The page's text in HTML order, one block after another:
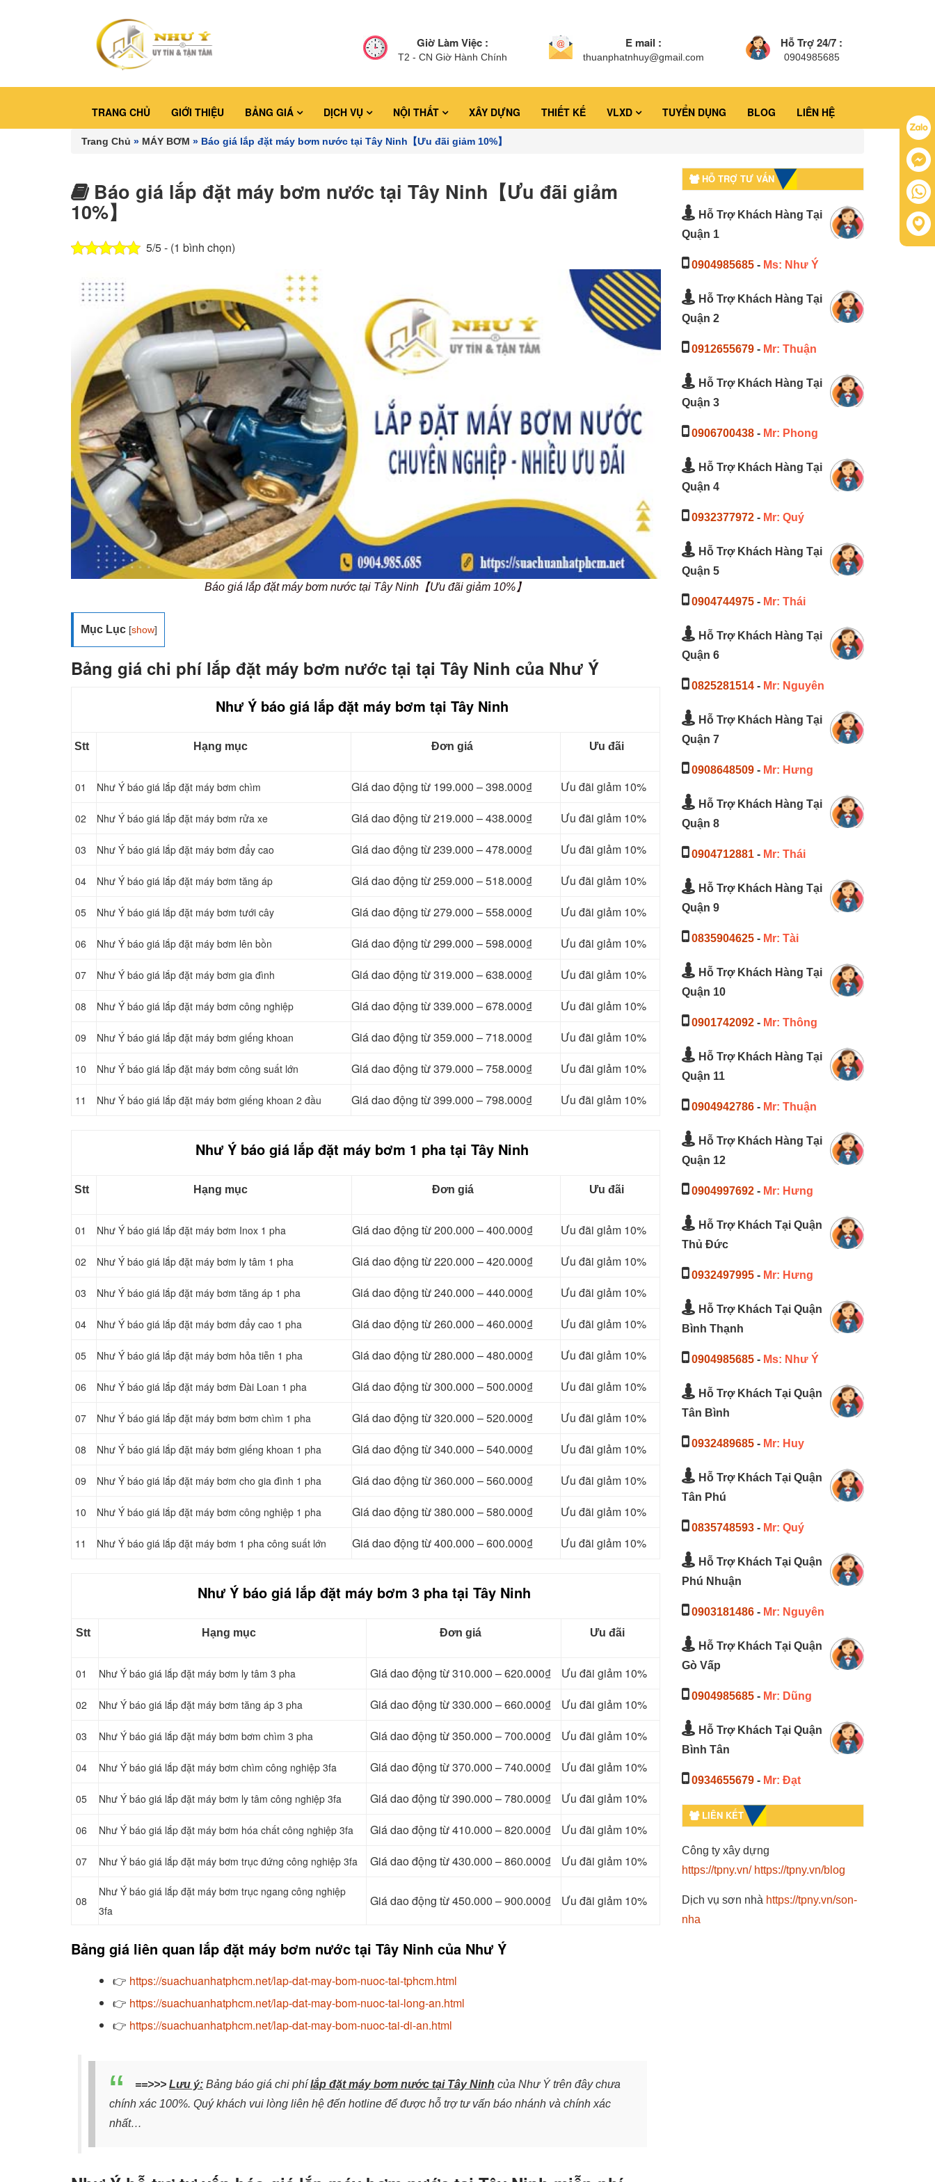
Giờ Làm Việc :
T2 - CN Giờ Hành Chính
E mail :
thuanphatnhuy@gmail.com
Hỗ Trợ 24/7 :
0904985685
TRANG CHỦ GIỚI THIỆU BẢNG GIÁ DỊCH VỤ NỘI THẤT XÂY DỰNG THIẾT KẾ VLXD TUYỂN DỤNG BLOG LIÊN HỆ
Trang Chủ » MÁY BƠM » Báo giá lắp đặt máy bơm nước tại Tây Ninh【Ưu đãi giảm 10%】
Báo giá lắp đặt máy bơm nước tại Tây Ninh【Ưu đãi giảm
10%】
5/5 - (1 bình chọn)
Báo giá lắp đặt máy bơm nước tại Tây Ninh【Ưu đãi giảm 10%】
Mục Lục [show]
Bảng giá chi phí lắp đặt máy bơm nước tại tại Tây Ninh của Như Ý
Như Ý báo giá lắp đặt máy bơm tại Tây Ninh
Stt Hạng mục Đơn giá Ưu đãi
01 Như Ý báo giá lắp đặt máy bơm chìm Giá dao động từ 199.000 – 398.000₫ Ưu đãi giảm 10%
02 Như Ý báo giá lắp đặt máy bơm rửa xe Giá dao động từ 219.000 – 438.000₫ Ưu đãi giảm 10%
03 Như Ý báo giá lắp đặt máy bơm đẩy cao Giá dao động từ 239.000 – 478.000₫ Ưu đãi giảm 10%
04 Như Ý báo giá lắp đặt máy bơm tăng áp Giá dao động từ 259.000 – 518.000₫ Ưu đãi giảm 10%
05 Như Ý báo giá lắp đặt máy bơm tưới cây Giá dao động từ 279.000 – 558.000₫ Ưu đãi giảm 10%
06 Như Ý báo giá lắp đặt máy bơm lên bồn Giá dao động từ 299.000 – 598.000₫ Ưu đãi giảm 10%
07 Như Ý báo giá lắp đặt máy bơm gia đình Giá dao động từ 319.000 – 638.000₫ Ưu đãi giảm 10%
08 Như Ý báo giá lắp đặt máy bơm công nghiệp Giá dao động từ 339.000 – 678.000₫ Ưu đãi giảm 10%
09 Như Ý báo giá lắp đặt máy bơm giếng khoan Giá dao động từ 359.000 – 718.000₫ Ưu đãi giảm 10%
10 Như Ý báo giá lắp đặt máy bơm công suất lớn Giá dao động từ 379.000 – 758.000₫ Ưu đãi giảm 10%
11 Như Ý báo giá lắp đặt máy bơm giếng khoan 2 đầu Giá dao động từ 399.000 – 798.000₫ Ưu đãi giảm 10%
Như Ý báo giá lắp đặt máy bơm 1 pha tại Tây Ninh
Stt Hạng mục Đơn giá Ưu đãi
01 Như Ý báo giá lắp đặt máy bơm Inox 1 pha Giá dao động từ 200.000 – 400.000₫ Ưu đãi giảm 10%
02 Như Ý báo giá lắp đặt máy bơm ly tâm 1 pha Giá dao động từ 220.000 – 420.000₫ Ưu đãi giảm 10%
03 Như Ý báo giá lắp đặt máy bơm tăng áp 1 pha Giá dao động từ 240.000 – 440.000₫ Ưu đãi giảm 10%
04 Như Ý báo giá lắp đặt máy bơm đẩy cao 1 pha Giá dao động từ 260.000 – 460.000₫ Ưu đãi giảm 10%
05 Như Ý báo giá lắp đặt máy bơm hỏa tiễn 1 pha Giá dao động từ 280.000 – 480.000₫ Ưu đãi giảm 10%
06 Như Ý báo giá lắp đặt máy bơm Đài Loan 1 pha Giá dao động từ 300.000 – 500.000₫ Ưu đãi giảm 10%
07 Như Ý báo giá lắp đặt máy bơm bơm chìm 1 pha Giá dao động từ 320.000 – 520.000₫ Ưu đãi giảm 10%
08 Như Ý báo giá lắp đặt máy bơm giếng khoan 1 pha Giá dao động từ 340.000 – 540.000₫ Ưu đãi giảm 10%
09 Như Ý báo giá lắp đặt máy bơm cho gia đình 1 pha Giá dao động từ 360.000 – 560.000₫ Ưu đãi giảm 10%
10 Như Ý báo giá lắp đặt máy bơm công nghiệp 1 pha Giá dao động từ 380.000 – 580.000₫ Ưu đãi giảm 10%
11 Như Ý báo giá lắp đặt máy bơm 1 pha công suất lớn Giá dao động từ 400.000 – 600.000₫ Ưu đãi giảm 10%
Như Ý báo giá lắp đặt máy bơm 3 pha tại Tây Ninh
Stt Hạng mục Đơn giá Ưu đãi
01 Như Ý báo giá lắp đặt máy bơm ly tâm 3 pha Giá dao động từ 310.000 – 620.000₫ Ưu đãi giảm 10%
02 Như Ý báo giá lắp đặt máy bơm tăng áp 3 pha Giá dao động từ 330.000 – 660.000₫ Ưu đãi giảm 10%
03 Như Ý báo giá lắp đặt máy bơm bơm chìm 3 pha Giá dao động từ 350.000 – 700.000₫ Ưu đãi giảm 10%
04 Như Ý báo giá lắp đặt máy bơm chìm công nghiệp 3fa Giá dao động từ 370.000 – 740.000₫ Ưu đãi giảm 10%
05 Như Ý báo giá lắp đặt máy bơm ly tâm công nghiệp 3fa Giá dao động từ 390.000 – 780.000₫ Ưu đãi giảm 10%
06 Như Ý báo giá lắp đặt máy bơm hóa chất công nghiệp 3fa Giá dao động từ 410.000 – 820.000₫ Ưu đãi giảm 10%
07 Như Ý báo giá lắp đặt máy bơm trục đứng công nghiệp 3fa Giá dao động từ 430.000 – 860.000₫ Ưu đãi giảm 10%
08
Như Ý báo giá lắp đặt máy bơm trục ngang công nghiệp
3fa
Giá dao động từ 450.000 – 900.000₫ Ưu đãi giảm 10%
Bảng giá liên quan lắp đặt máy bơm nước tại Tây Ninh của Như Ý
👉 https://suachuanhatphcm.net/lap-dat-may-bom-nuoc-tai-tphcm.html
👉 https://suachuanhatphcm.net/lap-dat-may-bom-nuoc-tai-long-an.html
👉 https://suachuanhatphcm.net/lap-dat-may-bom-nuoc-tai-di-an.html
==>>> Lưu ý: Bảng báo giá chi phílắp đặt máy bơm nước tại Tây Ninh của Như Ý trên đây chưa
chính xác 100%. Quý khách vui lòng liên hệ đến hotline để được hỗ trợ tư vấn báo nhánh và chính xác
nhất…
HỖ TRỢ TƯ VẤN
Hỗ Trợ Khách Hàng Tại
Quận 1
0904985685- Ms: Như Ý
Hỗ Trợ Khách Hàng Tại
Quận 2
0912655679- Mr: Thuận
Hỗ Trợ Khách Hàng Tại
Quận 3
0906700438- Mr: Phong
Hỗ Trợ Khách Hàng Tại
Quận 4
0932377972- Mr: Quý
Hỗ Trợ Khách Hàng Tại
Quận 5
0904744975- Mr: Thái
Hỗ Trợ Khách Hàng Tại
Quận 6
0825281514- Mr: Nguyên
Hỗ Trợ Khách Hàng Tại
Quận 7
0908648509- Mr: Hưng
Hỗ Trợ Khách Hàng Tại
Quận 8
0904712881- Mr: Thái
Hỗ Trợ Khách Hàng Tại
Quận 9
0835904625- Mr: Tài
Hỗ Trợ Khách Hàng Tại
Quận 10
0901742092- Mr: Thông
Hỗ Trợ Khách Hàng Tại
Quận 11
0904942786- Mr: Thuận
Hỗ Trợ Khách Hàng Tại
Quận 12
0904997692- Mr: Hưng
Hỗ Trợ Khách Tại Quận
Thủ Đức
0932497995- Mr: Hưng
Hỗ Trợ Khách Tại Quận
Bình Thạnh
0904985685- Ms: Như Ý
Hỗ Trợ Khách Tại Quận
Tân Bình
0932489685- Mr: Huy
Hỗ Trợ Khách Tại Quận
Tân Phú
0835748593- Mr: Quý
Hỗ Trợ Khách Tại Quận
Phú Nhuận
0903181486- Mr: Nguyên
Hỗ Trợ Khách Tại Quận
Gò Vấp
0904985685- Mr: Dũng
Hỗ Trợ Khách Tại Quận
Bình Tân
0934655679- Mr: Đạt
LIÊN KẾT
Công ty xây dựng
https://tpny.vn/ https://tpny.vn/blog
Dịch vụ sơn nhà https://tpny.vn/son-
nha